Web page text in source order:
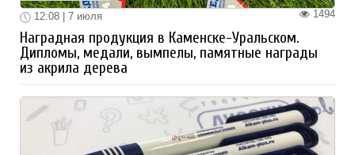
1494
12:08 | 7 июля
Наградная продукция в Каменске-Уральском.
Дипломы, медали, вымпелы, памятные награды
из акрила дерева